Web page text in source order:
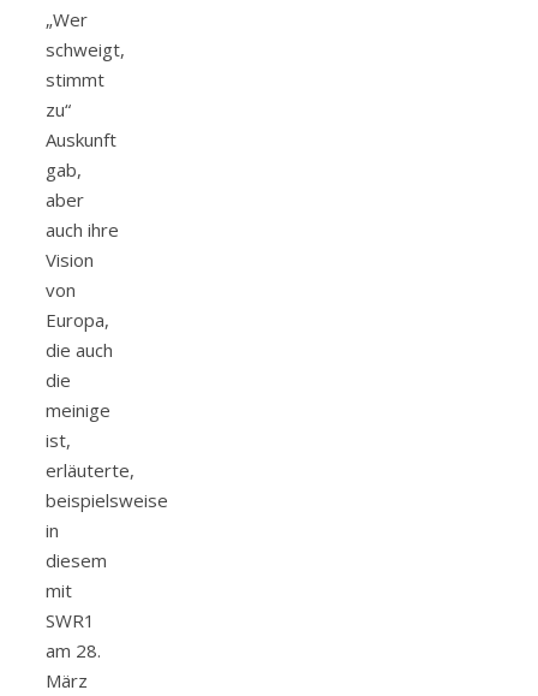
„Wer
schweigt,
stimmt
zu“
Auskunft
gab,
aber
auch ihre
Vision
von
Europa,
die auch
die
meinige
ist,
erläuterte,
beispielsweise
in
diesem
mit
SWR1
am 28.
März